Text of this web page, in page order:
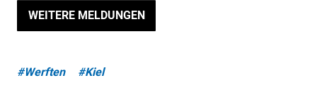
WEITERE MELDUNGEN
#Werften #Kiel